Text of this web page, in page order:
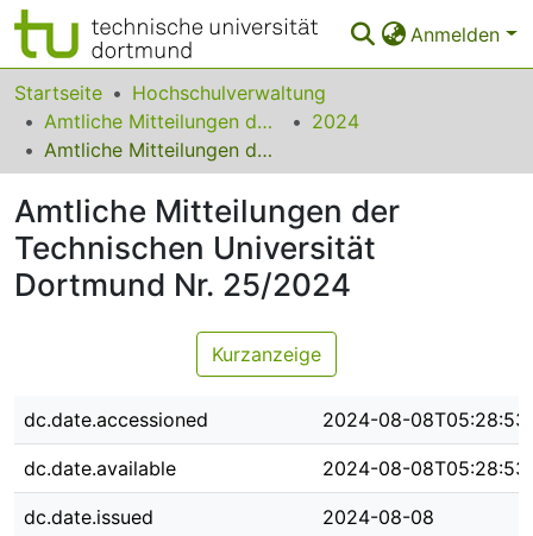
Anmelden
Bereiche & Sammlungen
Das gesamte Repositorium
FAQ
Leitlinien
Zurück zur Startseite
Startseite
Hochschulverwaltung
Amtliche Mitteilungen der Technischen Universität Dortmund
2024
Amtliche Mitteilungen der Technischen Universität Dortmund Nr. 25/2024
Amtliche Mitteilungen der
Technischen Universität
Dortmund Nr. 25/2024
Kurzanzeige
dc.date.accessioned 2024-08-
dc.date.available 2024-08-
dc.date.issued 2024-08-08